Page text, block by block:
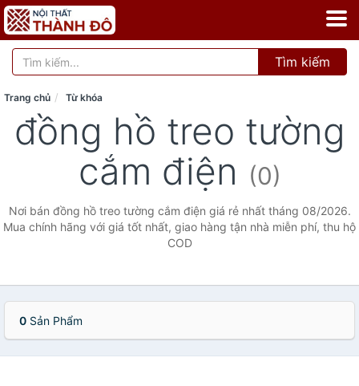
Tìm kiếm
Trang chủ Từ khóa
đồng hồ treo tường
cắm điện (0)
Nơi bán đồng hồ treo tường cắm điện giá rẻ nhất tháng 08/2026.
Mua chính hãng với giá tốt nhất, giao hàng tận nhà miễn phí, thu hộ
COD
0 Sản Phẩm